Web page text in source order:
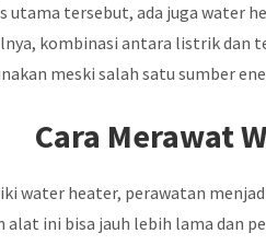
utama tersebut, ada juga water
kombinasi antara listrik dan
meski salah satu sumber
Cara Merawat
water heater, perawatan
alat ini bisa jauh lebih lama dan